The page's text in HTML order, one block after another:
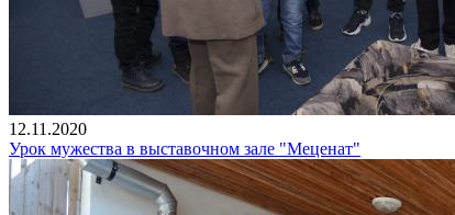
12.11.2020
Урок мужества в выставочном зале "Меценат"